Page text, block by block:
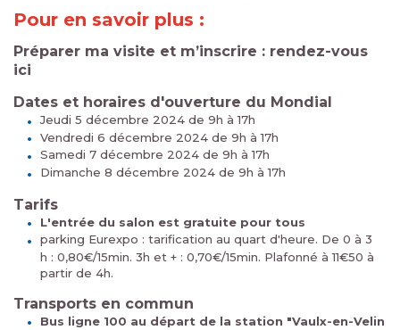
Pour en savoir plus :
Préparer ma visite et m’inscrire : rendez-vous
ici
Dates et horaires d'ouverture du Mondial
Jeudi 5 décembre 2024 de 9h à 17h
Vendredi 6 décembre 2024 de 9h à 17h
Samedi 7 décembre 2024 de 9h à 17h
Dimanche 8 décembre 2024 de 9h à 17h
Tarifs
L'entrée du salon est gratuite pour tous
parking Eurexpo : tarification au quart d'heure. De 0 à 3
h : 0,80€/15min. 3h et + : 0,70€/15min. Plafonné à 11€50 à
partir de 4h.
Transports en commun
Bus ligne 100 au départ de la station "Vaulx-en-Velin